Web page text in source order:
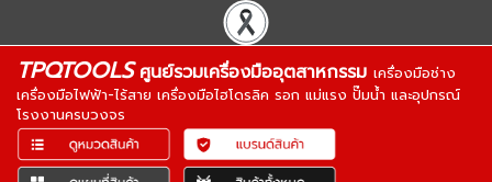
TPQTOOLSศูนย์รวมเครื่องมืออุตสาหกรรม เครื่องมือช่าง
เครื่องมือไฟฟ้า-ไร้สาย เครื่องมือไฮโดรลิค รอก แม่แรง ปั๊มน้ำ และอุปกรณ์
โรงงานครบวงจร